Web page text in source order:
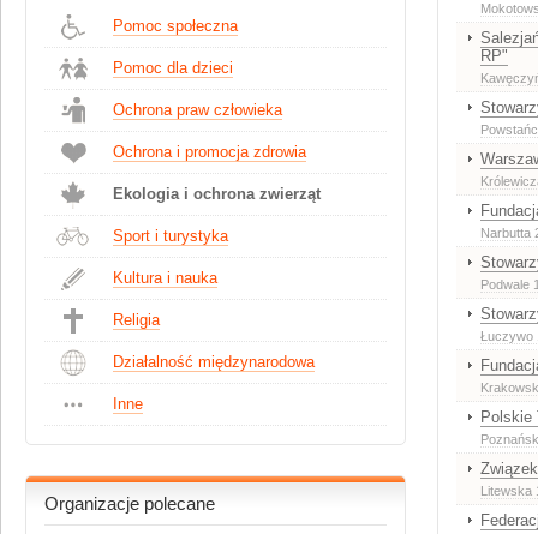
Pomoc społeczna
Pomoc dla dzieci
Ochrona praw człowieka
Ochrona i promocja zdrowia
Ekologia i ochrona zwierząt
Sport i turystyka
Kultura i nauka
Religia
Działalność międzynarodowa
Inne
Organizacje polecane
RP"
Narbutta
Podwale
Łuczywo
Polskie
Litewska